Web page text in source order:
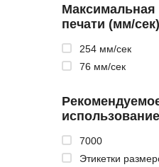
Максимальная
печати (мм/сек)
254 мм/сек
76 мм/сек
7000
Этикетки